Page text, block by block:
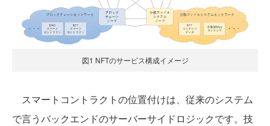
図1 NFTのサービス構成イメージ
スマートコントラクトの位置付けは、従来のシステム
で言うバックエンドのサーバーサイドロジックです。技